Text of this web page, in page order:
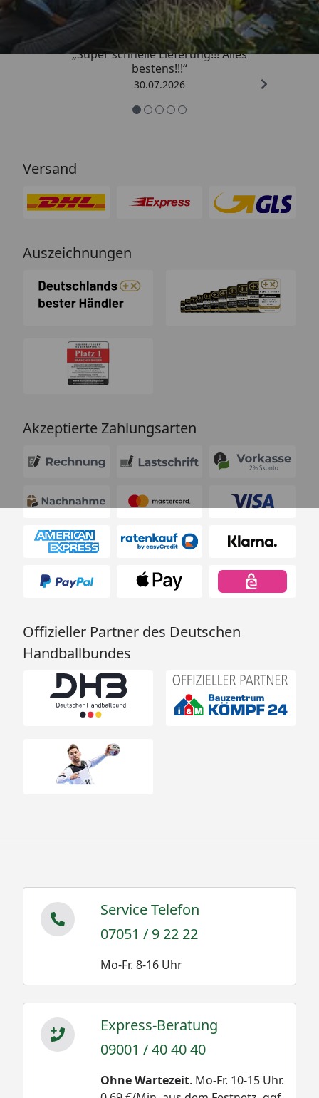
4,93/ 5
„Super schnelle Lieferung!!! Alles
bestens!!!“
30.07.2026
Versand
Auszeichnungen
Akzeptierte Zahlungsarten
Offizieller Partner des Deutschen
Handballbundes
Service Telefon
07051 / 9 22 22
Mo-Fr. 8-16 Uhr
Express-Beratung
09001 / 40 40 40
Ohne Wartezeit. Mo-Fr. 10-15 Uhr.